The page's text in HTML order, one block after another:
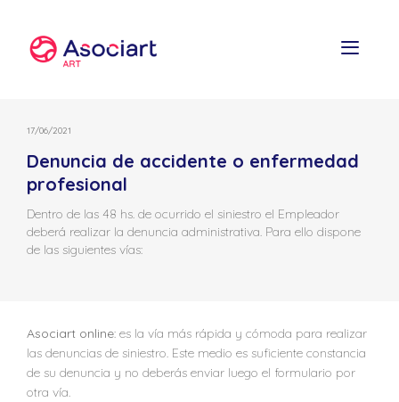
content
17/06/2021
Denuncia de accidente o enfermedad
profesional
Dentro de las 48 hs. de ocurrido el siniestro el Empleador
deberá realizar la denuncia administrativa. Para ello dispone
de las siguientes vías:
Asociart online: es la vía más rápida y cómoda para realizar
las denuncias de siniestro. Este medio es suficiente constancia
de su denuncia y no deberás enviar luego el formulario por
otra vía.